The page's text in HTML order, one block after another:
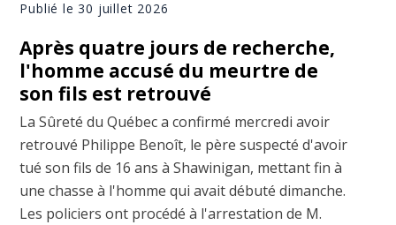
Publié le 30 juillet 2026
Après quatre jours de recherche,
l'homme accusé du meurtre de
son fils est retrouvé
La Sûreté du Québec a confirmé mercredi avoir
retrouvé Philippe Benoît, le père suspecté d'avoir
tué son fils de 16 ans à Shawinigan, mettant fin à
une chasse à l'homme qui avait débuté dimanche.
Les policiers ont procédé à l'arrestation de M.